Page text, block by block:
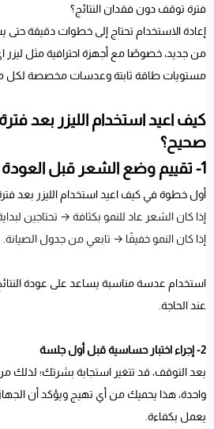
فترة توقف دون فقدان النتائج؟
إعادة الاستخدام تحتاج إلى خطوات دقيقة حتى
من جديد، خصوصًا مع أجهزة احترافية مثل ليزر
مستويات طاقة ثابتة وعدسات مخصصة لكل
كيف اعيد استخدام الليزر بعد
صحيح؟
1- تقييم وضع الشعر قبل العودة للجلسات
أول خطوة في كيف اعيد استخدام الليزر
إذا كان الشعر عاد للنمو بكثافة → تحتاجين
إذا كان النمو خفيفًا → تابعي من جدول الصيانة.
استخدام عدسة مناسبة يساعد على عودة
عند الحاجة.
2- إجراء اختبار حساسية قبل أول جلسة
بعد التوقف، قد تتغير استجابة بشرتك؛ لذلك
واحدة، هذا يحميك من أي تهيج ويؤكد أن
يعمل بكفاءة.